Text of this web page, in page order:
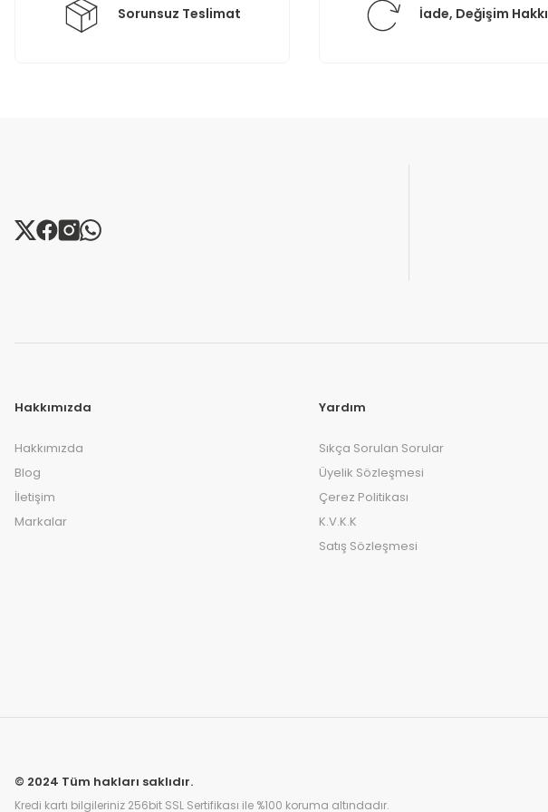
Sorunsuz Teslimat İade, Değişim Hakkı
Hakkımızda
Hakkımızda
Blog
İletişim
Markalar
Yardım
Sıkça Sorulan Sorular
Üyelik Sözleşmesi
Çerez Politikası
K.V.K.K
Satış Sözleşmesi
© 2024 Tüm hakları saklıdır.
Kredi kartı bilgileriniz 256bit SSL Sertifikası ile %100 koruma altındadır.